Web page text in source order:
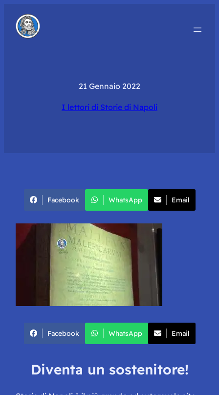
21 Gennaio 2022
I lettori di Storie di Napoli
Facebook WhatsApp Email
Facebook WhatsApp Email
Diventa un sostenitore!